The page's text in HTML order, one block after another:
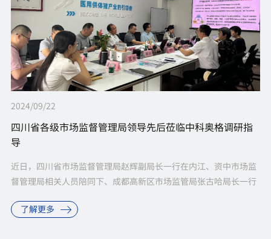
2024/09/22
四川省各级市场监督管理局领导先后莅临中科奥格调研指
导
近日，四川省市场监督管理局赵辉副局长一行在内江、资中市场监
督管理局相关人员陪同下、成都高新区市场监管局张古哈局长一行
重点介绍了公司在异种器官移...
了解更多